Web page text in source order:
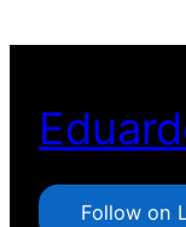
conteúdo
Follow on